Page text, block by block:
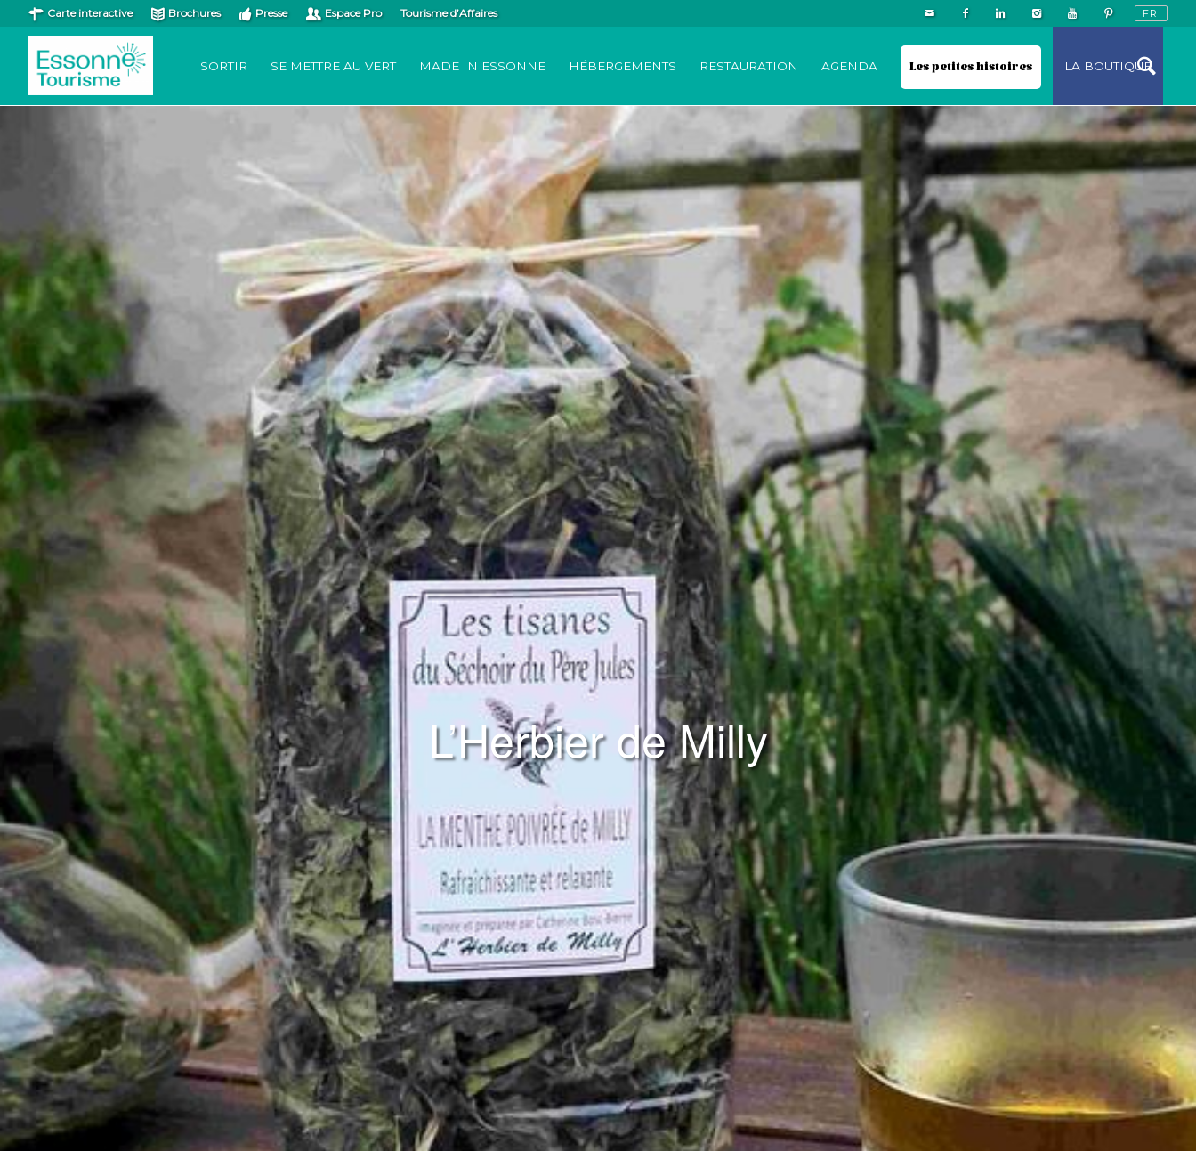
Carte interactive Brochures Presse Espace Pro Tourisme d’Affaires
SORTIR SE METTRE AU VERT MADE IN ESSONNE HÉBERGEMENTS RESTAURATION AGENDA Les petites histoires LA BOUTIQUE
L’Herbier de Milly